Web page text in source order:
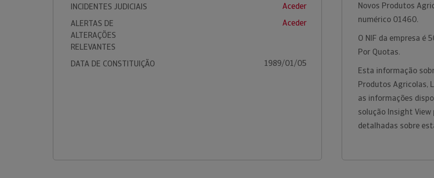
INCIDENTES JUDICIAIS
Aceder
ALERTAS DE
ALTERAÇÕES
RELEVANTES
Aceder
DATA DE CONSTITUIÇÃO 1989/01/05
Novos Produtos
numérico 01460.
O NIF da empresa é
Por Quotas.
Esta informação
Produtos Agricolas,
as informações
solução Insight
detalhadas sobre